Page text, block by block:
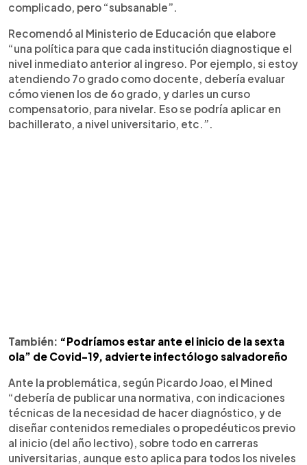
complicado, pero “subsanable”.
Recomendó al Ministerio de Educación que elabore
“una política para que cada institución diagnostique el
nivel inmediato anterior al ingreso. Por ejemplo, si estoy
atendiendo 7o grado como docente, debería evaluar
cómo vienen los de 6o grado, y darles un curso
compensatorio, para nivelar. Eso se podría aplicar en
bachillerato, a nivel universitario, etc.”.
También: “Podríamos estar ante el inicio de la sexta
ola” de Covid-19, advierte infectólogo salvadoreño
Ante la problemática, según Picardo Joao, el Mined
“debería de publicar una normativa, con indicaciones
técnicas de la necesidad de hacer diagnóstico, y de
diseñar contenidos remediales o propedéuticos previo
al inicio (del año lectivo), sobre todo en carreras
universitarias, aunque esto aplica para todos los niveles